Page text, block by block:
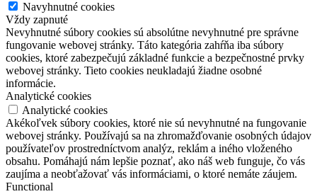
Navyhnutné cookies
Vždy zapnuté
Nevyhnutné súbory cookies sú absolútne nevyhnutné pre správne
fungovanie webovej stránky. Táto kategória zahŕňa iba súbory
cookies, ktoré zabezpečujú základné funkcie a bezpečnostné prvky
webovej stránky. Tieto cookies neukladajú žiadne osobné
informácie.
Analytické cookies
Analytické cookies
Akékoľvek súbory cookies, ktoré nie sú nevyhnutné na fungovanie
webovej stránky. Používajú sa na zhromažďovanie osobných údajov
používateľov prostredníctvom analýz, reklám a iného vloženého
obsahu. Pomáhajú nám lepšie poznať, ako náš web funguje, čo vás
zaujíma a neobťažovať vás informáciami, o ktoré nemáte záujem.
Functional